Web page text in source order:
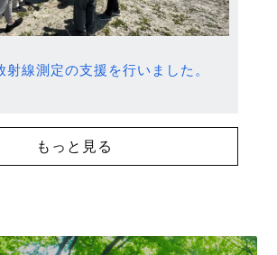
射線測定の支援を行いました。
もっと見る